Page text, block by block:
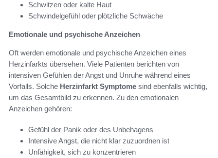
Schwitzen oder kalte Haut
Schwindelgefühl oder plötzliche Schwäche
Emotionale und psychische Anzeichen
Oft werden emotionale und psychische Anzeichen eines
Herzinfarkts übersehen. Viele Patienten berichten von
intensiven Gefühlen der Angst und Unruhe während eines
Vorfalls. Solche Herzinfarkt Symptome sind ebenfalls wichtig,
um das Gesamtbild zu erkennen. Zu den emotionalen
Anzeichen gehören:
Gefühl der Panik oder des Unbehagens
Intensive Angst, die nicht klar zuzuordnen ist
Unfähigkeit, sich zu konzentrieren